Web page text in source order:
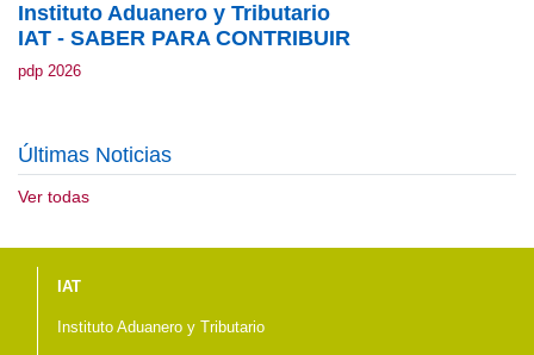
Instituto Aduanero y Tributario
IAT - SABER PARA CONTRIBUIR
pdp 2026
Últimas Noticias
Ver todas
Menú del pie
IAT
Instituto Aduanero y Tributario